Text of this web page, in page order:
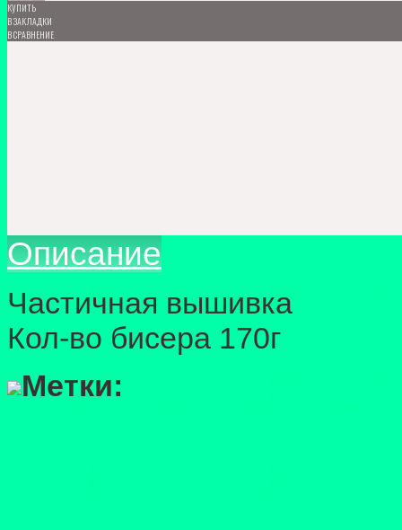
КУПИТЬ
В ЗАКЛАДКИ
В СРАВНЕНИЕ
Описание
Частичная вышивка
Кол-во бисера 170г
Метки: